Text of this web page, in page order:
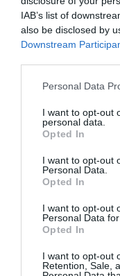
IAB’s list of
also be disclosed by
Downstream
Please note that this
not limited to your
grant or deny
use your data for
consent section.
Personal Data
I want to opt-out
personal data.
Opted In
I want to opt-out
Personal Data.
Opted In
I want to opt-out
Personal Data
Opted In
I want to opt-out
Retention, Sale,
Η Ρωσία
δυνάμεις
επανδρωμένα
της νύχτας, σε
καθώς και στην
10:30 | 06